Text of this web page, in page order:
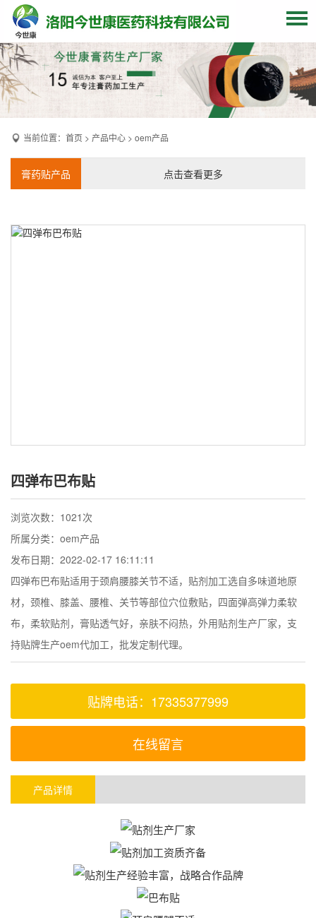
网站首页
关于我们
贴牌加工
OEM产品
膏药资讯
当前位置： 首页 > 产品中心 > oem产品
膏药贴产品 点击查看更多
四弹布巴布贴
浏览次数： 1021次
所属分类：oem产品
发布日期：2022-02-17 16:11:11
四弹布巴布贴适用于颈肩腰膝关节不适，贴剂加工选自多味道地原
材，颈椎、膝盖、腰椎、关节等部位穴位敷贴，四面弹高弹力柔软
布，柔软贴剂，膏贴透气好，亲肤不闷热，外用贴剂生产厂家，支
持贴牌生产oem代加工，批发定制代理。
贴牌电话：17335377999
在线留言
产品详情